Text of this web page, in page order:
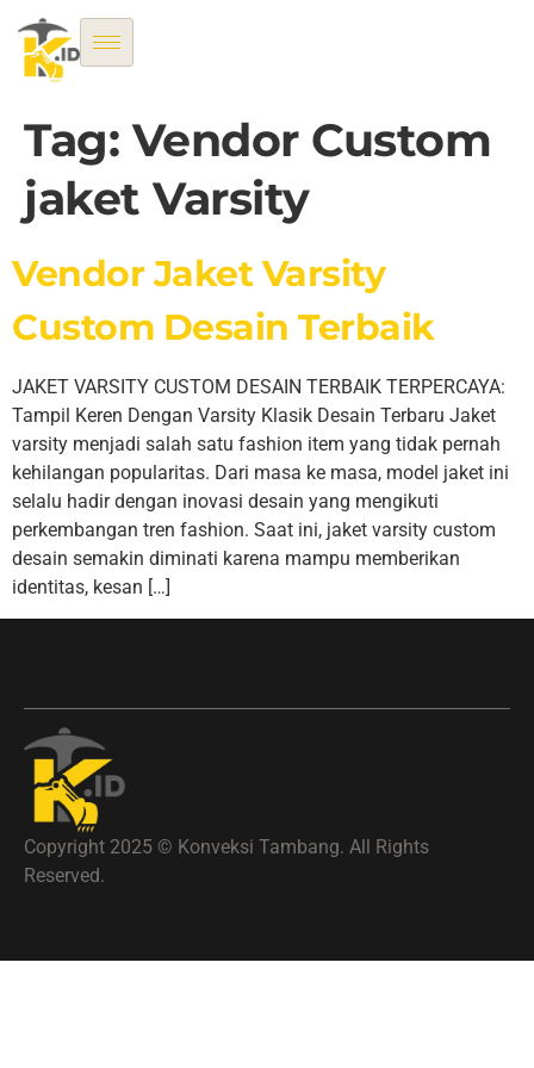
Tag:Vendor Custom
jaket Varsity
Vendor Jaket Varsity
Custom Desain Terbaik
JAKET VARSITY CUSTOM DESAIN TERBAIK TERPERCAYA:
Tampil Keren Dengan Varsity Klasik Desain Terbaru Jaket
varsity menjadi salah satu fashion item yang tidak pernah
kehilangan popularitas. Dari masa ke masa, model jaket ini
selalu hadir dengan inovasi desain yang mengikuti
perkembangan tren fashion. Saat ini, jaket varsity custom
desain semakin diminati karena mampu memberikan
identitas, kesan […]
Copyright 2025 © Konveksi Tambang. All Rights
Reserved.